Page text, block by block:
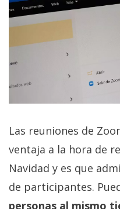
Las reuniones de
ventaja a la hora de
Navidad y es que
de participantes.
personas al mismo